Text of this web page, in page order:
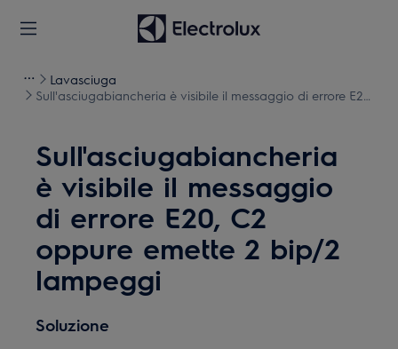
Lavasciuga
Sull'asciugabiancheria è visibile il messaggio di errore E20,
Sull'asciugabiancheria
è visibile il messaggio
di errore E20, C2
oppure emette 2 bip/2
lampeggi
Soluzione